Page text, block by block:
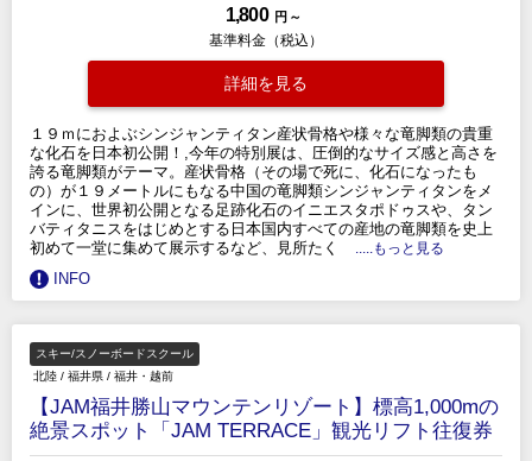
1,800 円 ～
基準料金（税込）
詳細を見る
１９ｍにおよぶシンジャンティタン産状骨格や様々な竜脚類の貴重
な化石を日本初公開！,今年の特別展は、圧倒的なサイズ感と高さを
誇る竜脚類がテーマ。産状骨格（その場で死に、化石になったも
の）が１９メートルにもなる中国の竜脚類シンジャンティタンをメ
インに、世界初公開となる足跡化石のイニエスタポドゥスや、タン
バティタニスをはじめとする日本国内すべての産地の竜脚類を史上
初めて一堂に集めて展示するなど、見所たく
.....もっと見る
INFO
スキー/スノーボードスクール
北陸 / 福井県 / 福井・越前
【JAM福井勝山マウンテンリゾート】標高1,000mの
絶景スポット「JAM TERRACE」観光リフト往復券